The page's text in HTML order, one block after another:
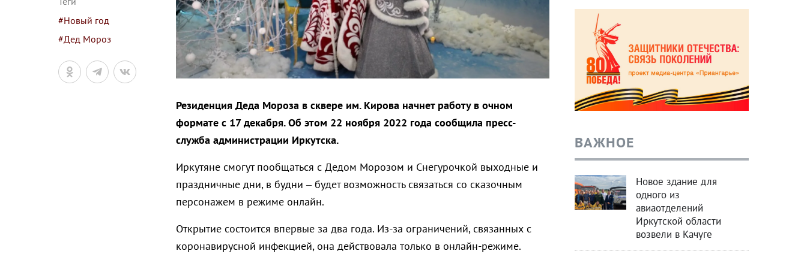
#Новый год
#Дед Мороз
Резиденция Деда Мороза в сквере им. Кирова начнет работу в очном
формате с 17 декабря. Об этом 22 ноября 2022 года сообщила пресс-
служба администрации Иркутска.
Иркутяне смогут пообщаться с Дедом Морозом и Снегурочкой выходные и
праздничные дни, в будни – будет возможность связаться со сказочным
персонажем в режиме онлайн.
Открытие состоится впервые за два года. Из-за ограничений, связанных с
коронавирусной инфекцией, она действовала только в онлайн-режиме.
ВАЖНОЕ
Новое здание для
одного из
авиаотделений
Иркутской области
возвели в Качуге